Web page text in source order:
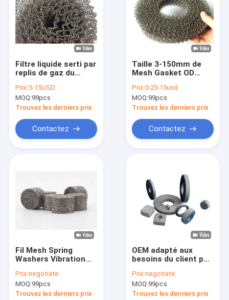
Aperçu
Produits
A propos de nous
Visite d'usine
Contrôle de la qualité
Cas
Grillage tricoté
Fil tricoté Mesh Gasket
Grillage tricoté comprimé
Filtre liquide serti par
replis de gaz du
0.28mm acier
inoxydable ondulé/
Prix:5-15USD
MOQ:99pcs
Trouvez les derniers prix
Contactez
Taille 3-150mm de
Mesh Gasket OD
par ISO9001 pour
l'atténuation
Prix:0.25-15usd
MOQ:99pcs
Trouvez les derniers prix
Contactez
Fil Mesh Spring
Washers Vibration
dilatation thermique
Prix:negotiate
MOQ:99pcs
Trouvez les derniers prix
OEM adapté aux
besoins du client par
des amortisseurs
Dia.2-100mm 50G de
coussin en métal
Prix:negotiate
MOQ:99pcs
Trouvez les derniers prix